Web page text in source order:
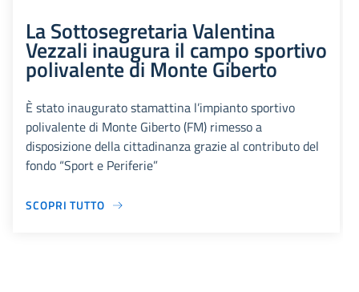
La Sottosegretaria Valentina
Vezzali inaugura il campo sportivo
polivalente di Monte Giberto
È stato inaugurato stamattina l’impianto sportivo
polivalente di Monte Giberto (FM) rimesso a
disposizione della cittadinanza grazie al contributo del
fondo “Sport e Periferie”
SCOPRI TUTTO